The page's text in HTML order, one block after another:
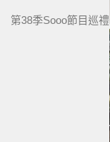
第38季Sooo節目巡禮